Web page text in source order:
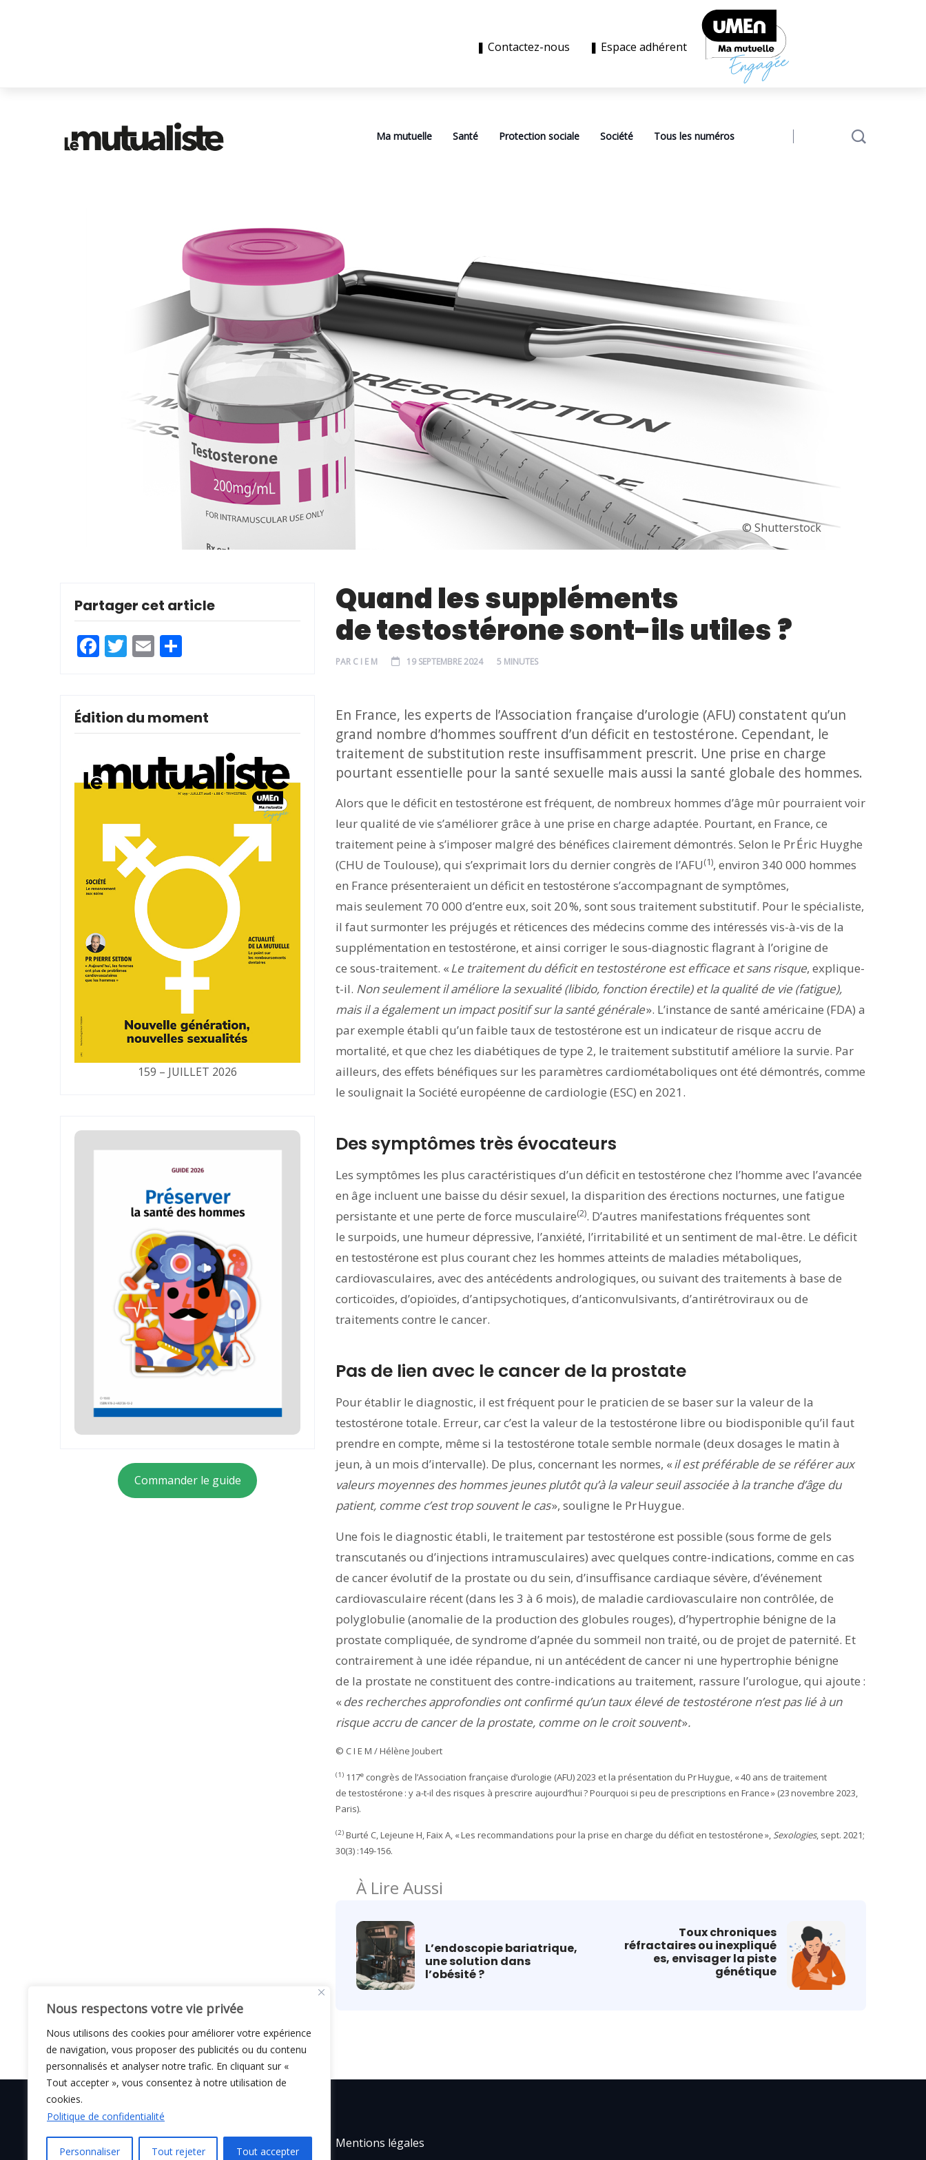
Nous respectons votre vie privée
Nous utilisons des cookies pour améliorer votre expérience
de navigation, vous proposer des publicités ou du contenu
personnalisés et analyser notre trafic. En cliquant sur «
Tout accepter », vous consentez à notre utilisation de
cookies.
Politique de confidentialité
Personnaliser Tout rejeter Tout accepter
❚ Contactez-nous ❚ Espace adhérent
Ma mutuelle Santé Protection sociale Société Tous les numéros
© Shutterstock
Partager cet article
Facebook
Twitter
Email
Édition du moment
159 – JUILLET 2026
Commander le guide
Quand les suppléments
de testostérone sont-ils utiles ?
PAR C I E M 19 SEPTEMBRE 2024 5 MINUTES
En France, les experts de l’Association française d’urologie (AFU) constatent qu’un
grand nombre d’hommes souffrent d’un déficit en testostérone. Cependant, le
traitement de substitution reste insuffisamment prescrit. Une prise en charge
pourtant essentielle pour la santé sexuelle mais aussi la santé globale des hommes.
Alors que le déficit en testostérone est fréquent, de nombreux hommes d’âge mûr pourraient voir
leur qualité de vie s’améliorer grâce à une prise en charge adaptée. Pourtant, en France, ce
traitement peine à s’imposer malgré des bénéfices clairement démontrés. Selon le Pr Éric Huyghe
(CHU de Toulouse), qui s’exprimait lors du dernier congrès de l’AFU(1), environ 340 000 hommes
en France présenteraient un déficit en testostérone s’accompagnant de symptômes,
mais seulement 70 000 d’entre eux, soit 20 %, sont sous traitement substitutif. Pour le spécialiste,
il faut surmonter les préjugés et réticences des médecins comme des intéressés vis-à-vis de la
supplémentation en testostérone, et ainsi corriger le sous-diagnostic flagrant à l’origine de
ce sous-traitement. «Le traitement du déficit en testostérone est efficace et sans risque, explique-
t-il. Non seulement il améliore la sexualité (libido, fonction érectile) et la qualité de vie (fatigue),
mais il a également un impact positif sur la santé générale». L’instance de santé américaine (FDA) a
par exemple établi qu’un faible taux de testostérone est un indicateur de risque accru de
mortalité, et que chez les diabétiques de type 2, le traitement substitutif améliore la survie. Par
ailleurs, des effets bénéfiques sur les paramètres cardiométaboliques ont été démontrés, comme
le soulignait la Société européenne de cardiologie (ESC) en 2021.
Des symptômes très évocateurs
Les symptômes les plus caractéristiques d’un déficit en testostérone chez l’homme avec l’avancée
en âge incluent une baisse du désir sexuel, la disparition des érections nocturnes, une fatigue
persistante et une perte de force musculaire(2). D’autres manifestations fréquentes sont
le surpoids, une humeur dépressive, l’anxiété, l’irritabilité et un sentiment de mal-être. Le déficit
en testostérone est plus courant chez les hommes atteints de maladies métaboliques,
cardiovasculaires, avec des antécédents andrologiques, ou suivant des traitements à base de
corticoïdes, d’opioïdes, d’antipsychotiques, d’anticonvulsivants, d’antirétroviraux ou de
traitements contre le cancer.
Pas de lien avec le cancer de la prostate
Pour établir le diagnostic, il est fréquent pour le praticien de se baser sur la valeur de la
testostérone totale. Erreur, car c’est la valeur de la testostérone libre ou biodisponible qu’il faut
prendre en compte, même si la testostérone totale semble normale (deux dosages le matin à
jeun, à un mois d’intervalle). De plus, concernant les normes, «il est préférable de se référer aux
valeurs moyennes des hommes jeunes plutôt qu’à la valeur seuil associée à la tranche d’âge du
patient, comme c’est trop souvent le cas», souligne le Pr Huygue.
Une fois le diagnostic établi, le traitement par testostérone est possible (sous forme de gels
transcutanés ou d’injections intramusculaires) avec quelques contre-indications, comme en cas
de cancer évolutif de la prostate ou du sein, d’insuffisance cardiaque sévère, d’événement
cardiovasculaire récent (dans les 3 à 6 mois), de maladie cardiovasculaire non contrôlée, de
polyglobulie (anomalie de la production des globules rouges), d’hypertrophie bénigne de la
prostate compliquée, de syndrome d’apnée du sommeil non traité, ou de projet de paternité. Et
contrairement à une idée répandue, ni un antécédent de cancer ni une hypertrophie bénigne
de la prostate ne constituent des contre-indications au traitement, rassure l’urologue, qui ajoute :
«des recherches approfondies ont confirmé qu’un taux élevé de testostérone n’est pas lié à un
risque accru de cancer de la prostate, comme on le croit souvent».
© C I E M / Hélène Joubert
(1) 117e congrès de l’Association française d’urologie (AFU) 2023 et la présentation du Pr Huygue, «40 ans de traitement
de testostérone : y a-t-il des risques à prescrire aujourd’hui ? Pourquoi si peu de prescriptions en France» (23 novembre 2023,
Paris).
(2) Burté C, Lejeune H, Faix A, «Les recommandations pour la prise en charge du déficit en testostérone», Sexologies, sept. 2021;
30(3) :149-156.
À Lire Aussi
L’endoscopie bariatrique,
une solution dans
l’obésité ?
Toux chroniques
réfractaires ou inexpliqué
es, envisager la piste
génétique
Mentions légales